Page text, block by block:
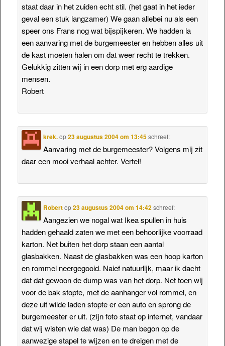
staat daar in het zuiden echt stil. (het gaat in het ieder
geval een stuk langzamer) We gaan allebei nu als een
speer ons Frans nog wat bijspijkeren. We hadden la
een aanvaring met de burgemeester en hebben alles uit
de kast moeten halen om dat weer recht te trekken.
Gelukkig zitten wij in een dorp met erg aardige
mensen.
Robert
krek.op23 augustus 2004 om 13:45 schreef:
Aanvaring met de burgemeester? Volgens mij zit
daar een mooi verhaal achter. Vertel!
Robertop23 augustus 2004 om 14:42 schreef:
Aangezien we nogal wat Ikea spullen in huis
hadden gehaald zaten we met een behoorlijke voorraad
karton. Net buiten het dorp staan een aantal
glasbakken. Naast de glasbakken was een hoop karton
en rommel neergegooid. Naief natuurlijk, maar ik dacht
dat dat gewoon de dump was van het dorp. Net toen wij
voor de bak stopte, met de aanhanger vol rommel, en
deze uit wilde laden stopte er een auto en sprong de
burgemeester er uit. (zijn foto staat op internet, vandaar
dat wij wisten wie dat was) De man begon op de
aanwezige stapel te wijzen en te dreigen met de